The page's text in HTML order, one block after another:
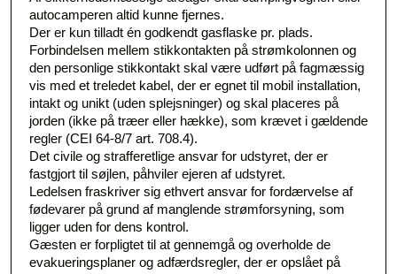
autocamperen altid kunne fjernes.
Der er kun tilladt én godkendt gasflaske pr. plads.
Forbindelsen mellem stikkontakten på strømkolonnen og
den personlige stikkontakt skal være udført på fagmæssig
vis med et treledet kabel, der er egnet til mobil installation,
intakt og unikt (uden splejsninger) og skal placeres på
jorden (ikke på træer eller hække), som krævet i gældende
regler (CEI 64-8/7 art. 708.4).
Det civile og strafferetlige ansvar for udstyret, der er
fastgjort til søjlen, påhviler ejeren af udstyret.
Ledelsen fraskriver sig ethvert ansvar for fordærvelse af
fødevarer på grund af manglende strømforsyning, som
ligger uden for dens kontrol.
Gæsten er forpligtet til at gennemgå og overholde de
evakueringsplaner og adfærdsregler, der er opslået på